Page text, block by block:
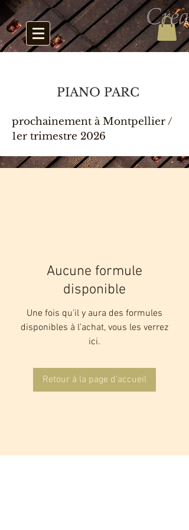
PIANO PARC
prochainement à Montpellier /
1er trimestre 2026
Aucune formule
disponible
Une fois qu'il y aura des formules
disponibles à l'achat, vous les verrez
ici.
Retour à la page d'accueil